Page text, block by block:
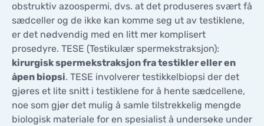
obstruktiv azoospermi, dvs. at det produseres svært få
sædceller og de ikke kan komme seg ut av testiklene,
er det nødvendig med en litt mer komplisert
prosedyre. TESE (Testikulær spermekstraksjon):
kirurgisk spermekstraksjon fra testikler eller en
åpen biopsi. TESE involverer testikkelbiopsi der det
gjøres et lite snitt i testiklene for å hente sædcellene,
noe som gjør det mulig å samle tilstrekkelig mengde
biologisk materiale for en spesialist å undersøke under